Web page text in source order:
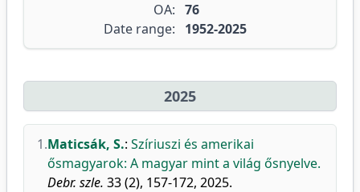
OA: 76
Date range:
1952-2025
2025
1.Maticsák, S.: Szíriuszi és amerikai
ősmagyarok: A magyar mint a világ ősnyelve.
Debr. szle. 33 (2), 157-172, 2025.